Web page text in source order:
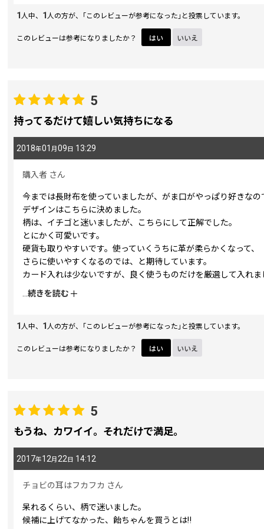
1人中、 1人の方が、｢このレビューが参考になった｣と投票しています。
このレビューは参考になりましたか？ はい いいえ
5
持ってるだけて嬉しい気持ちになる
2018年01 月 09 日 13:29
購入者 さん
今までは長財布を使っていましたが、がま口がやっぱり好きなの
デザインはこちらに決めました。
柄は、イチゴと迷いましたが、こちらにして正解でした。
とにかく可愛いです。
硬貨も取りやすいです。使っていくうちに革が柔らかくなって、
さらに使いやすくなるのでは、と期待しています。
カード入れは少ないですが、良く使うものだけを厳選して入れま
いつかお揃いでキーケースも買ってしまおうかと迷っています。
続きを読む
1人中、 1人の方が、｢このレビューが参考になった｣と投票しています。
このレビューは参考になりましたか？ はい いいえ
5
もうね、カワイイ。それだけで満足。
2017年12月 22 日 14:12
チョビの耳はフカフカ さん
呆れるくらい、柄で迷いました。
候補に上げてなかった、飴ちゃんを買うとは‼︎